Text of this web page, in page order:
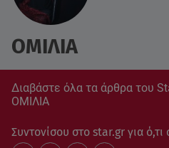
ΟΜΙΛΙΑ
Διαβάστε όλα τα άρθρα του
ΟΜΙΛΙΑ
Συντονίσου στο star.gr για